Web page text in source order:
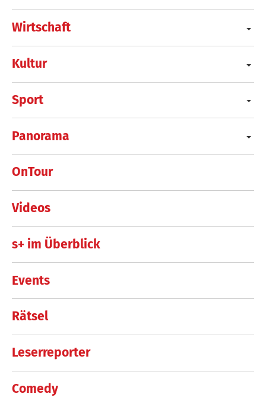
Wirtschaft
Kultur
Sport
Panorama
OnTour
Videos
s+ im Überblick
Events
Rätsel
Leserreporter
Comedy